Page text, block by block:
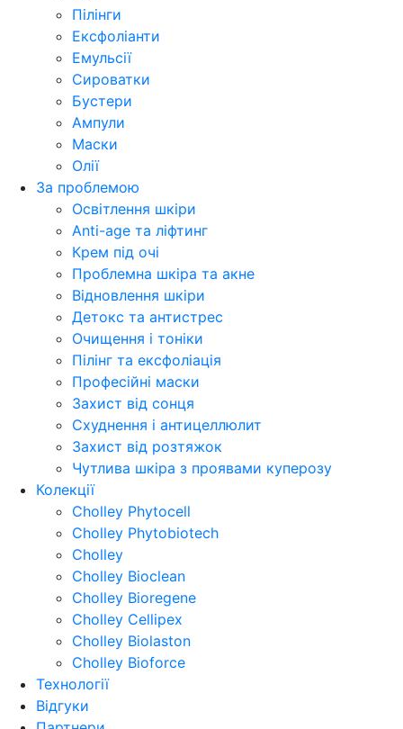
Пілінги
Ексфоліанти
Емульсії
Сироватки
Бустери
Ампули
Маски
Олії
За проблемою
Освітлення шкіри
Anti-age та ліфтинг
Крем під очі
Проблемна шкіра та акне
Відновлення шкіри
Детокс та антистрес
Очищення і тоніки
Пілінг та ексфоліація
Професійні маски
Захист від сонця
Схуднення і антицеллюлит
Захист від розтяжок
Чутлива шкіра з проявами куперозу
Колекції
Cholley Phytocell
Cholley Phytobiotech
Cholley
Cholley Bioclean
Cholley Bioregene
Cholley Cellipex
Cholley Biolaston
Cholley Bioforce
Технології
Відгуки